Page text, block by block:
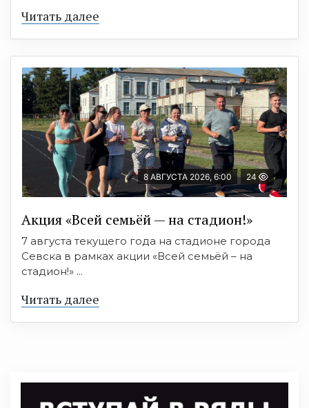
Читать далее
8 АВГУСТА 2026, 6:00 24
Акция «Всей семьёй — на стадион!»
7 августа текущего года на стадионе города
Севска в рамках акции «Всей семьёй – на
стадион!» ...
Читать далее